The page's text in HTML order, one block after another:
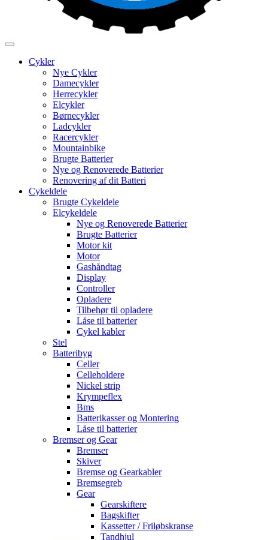
Cykler
Nye Cykler
Damecykler
Herrecykler
Elcykler
Børnecykler
Ladcykler
Racercykler
Mountainbike
Brugte Batterier
Nye og Renoverede Batterier
Renovering af dit Batteri
Cykeldele
Brugte Cykeldele
Elcykeldele
Nye og Renoverede Batterier
Brugte Batterier
Motor kit
Motor
Gashåndtag
Display
Controller
Opladere
Tilbehør til opladere
Låse til batterier
Cykel kabler
Stel
Batteribyg
Celler
Celleholdere
Nickel strip
Krympeflex
Bms
Batterikasser og Montering
Låse til batterier
Bremser og Gear
Bremser
Skiver
Bremse og Gearkabler
Bremsegreb
Gear
Gearskiftere
Bagskifter
Kassetter / Friløbskranse
Tandhjul